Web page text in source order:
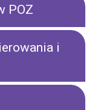
POZ
i